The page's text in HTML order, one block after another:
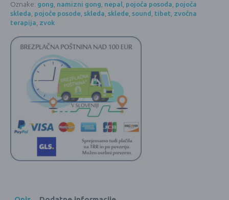
Oznake: gong, namizni gong, nepal, pojoča posoda, pojoča
skleda, pojoče posode, skleda, sklede, sound, tibet, zvočna
terapija, zvok